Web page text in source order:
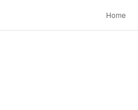
Home